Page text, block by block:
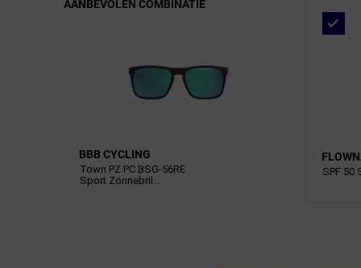
AANBEVOLEN COMBINATIE
BBB CYCLING
Town PZ PC BSG-56RE
Sport Zonnebril...
SPF 50